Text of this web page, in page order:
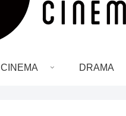
CINEMA DRAMA